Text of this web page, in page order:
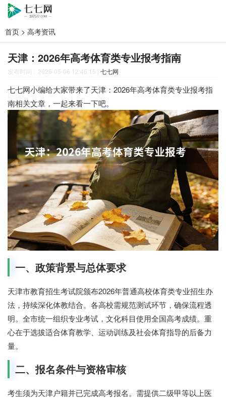
首页 > 高考资讯
天津：2026年高考体育类专业报考指南
发布时间：2026-05-06 12:46:15 | 七七网
七七网小编给大家带来了天津：2026年高考体育类专业报考指
南相关文章，一起来看一下吧。
一、政策背景与总体要求
天津市教育招生考试院颁布2026年普通高校体育类专业招生办
法，持续深化体教结合。各高校需规范测试环节，确保流程透
明。全市统一组织专业考试，文化科目使用全国高考成绩。重
心在于选拔适合体育教学、运动训练及社会体育指导的后备力
量。
二、报名条件与资格审核
考生须为天津户籍并已完成高考报名。需提供二级甲等以上医